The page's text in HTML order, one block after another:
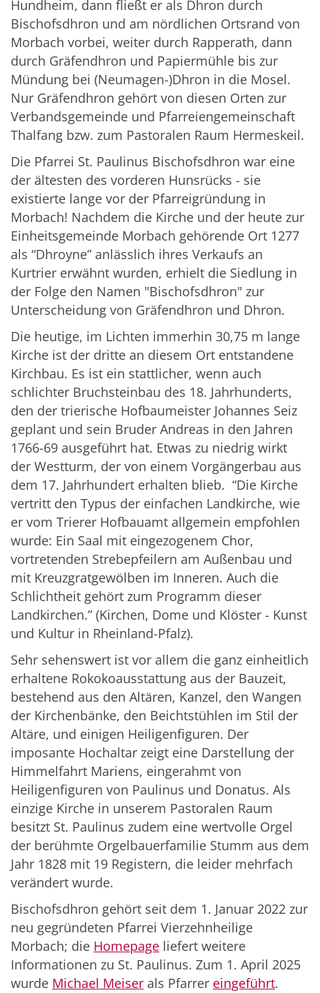
Hundheim, dann fließt er als Dhron durch
Bischofsdhron und am nördlichen Ortsrand von
Morbach vorbei, weiter durch Rapperath, dann
durch Gräfendhron und Papiermühle bis zur
Mündung bei (Neumagen-)Dhron in die Mosel.
Nur Gräfendhron gehört von diesen Orten zur
Verbandsgemeinde und Pfarreiengemeinschaft
Thalfang bzw. zum Pastoralen Raum Hermeskeil.
Die Pfarrei St. Paulinus Bischofsdhron war eine
der ältesten des vorderen Hunsrücks - sie
existierte lange vor der Pfarreigründung in
Morbach! Nachdem die Kirche und der heute zur
Einheitsgemeinde Morbach gehörende Ort 1277
als “Dhroyne” anlässlich ihres Verkaufs an
Kurtrier erwähnt wurden, erhielt die Siedlung in
der Folge den Namen "Bischofsdhron" zur
Unterscheidung von Gräfendhron und Dhron.
Die heutige, im Lichten immerhin 30,75 m lange
Kirche ist der dritte an diesem Ort entstandene
Kirchbau. Es ist ein stattlicher, wenn auch
schlichter Bruchsteinbau des 18. Jahrhunderts,
den der trierische Hofbaumeister Johannes Seiz
geplant und sein Bruder Andreas in den Jahren
1766-69 ausgeführt hat. Etwas zu niedrig wirkt
der Westturm, der von einem Vorgängerbau aus
dem 17. Jahrhundert erhalten blieb. “Die Kirche
vertritt den Typus der einfachen Landkirche, wie
er vom Trierer Hofbauamt allgemein empfohlen
wurde: Ein Saal mit eingezogenem Chor,
vortretenden Strebepfeilern am Außenbau und
mit Kreuzgratgewölben im Inneren. Auch die
Schlichtheit gehört zum Programm dieser
Landkirchen.” (Kirchen, Dome und Klöster - Kunst
und Kultur in Rheinland-Pfalz).
Sehr sehenswert ist vor allem die ganz einheitlich
erhaltene Rokokoausstattung aus der Bauzeit,
bestehend aus den Altären, Kanzel, den Wangen
der Kirchenbänke, den Beichtstühlen im Stil der
Altäre, und einigen Heiligenfiguren. Der
imposante Hochaltar zeigt eine Darstellung der
Himmelfahrt Mariens, eingerahmt von
Heiligenfiguren von Paulinus und Donatus. Als
einzige Kirche in unserem Pastoralen Raum
besitzt St. Paulinus zudem eine wertvolle Orgel
der berühmte Orgelbauerfamilie Stumm aus dem
Jahr 1828 mit 19 Registern, die leider mehrfach
verändert wurde.
Bischofsdhron gehört seit dem 1. Januar 2022 zur
neu gegründeten Pfarrei Vierzehnheilige
Morbach; die Homepage liefert weitere
Informationen zu St. Paulinus. Zum 1. April 2025
wurde Michael Meiser als Pfarrer eingeführt.